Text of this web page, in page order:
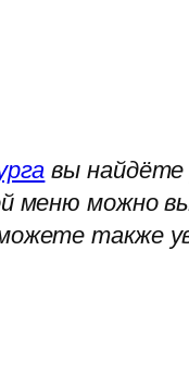
вы найдёте
меню можно
также